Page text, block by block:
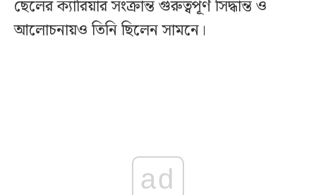
ছেলের ক্যারিয়ার সংক্রান্ত গুরুত্বপূর্ণ সিদ্ধান্ত ও
আলোচনায়ও তিনি ছিলেন সামনে।
ad